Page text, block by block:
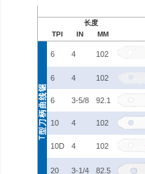
长度
TPI
IN MM
6 4 102
6 4 102
6 3-5/8 92.1
10 4 102
10D 4 102
20 3-1/4 82.5